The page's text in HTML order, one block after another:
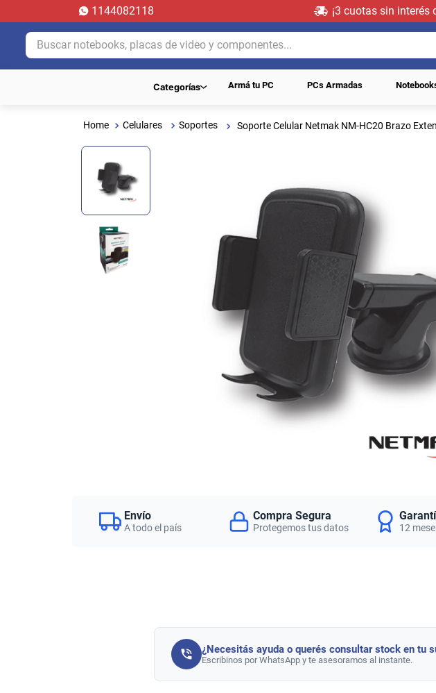
1144082118 ¡3 cuotas sin interés
Buscar notebooks, placas de video y componentes...
Categorías Armá tu PC PCs Armadas
Celulares Soportes Soporte Celular Netmak NM-HC20 Brazo
Envío
A todo el país
Compra Segura
Protegemos tus datos 12
¿Necesitás ayuda o querés consultar stock en tu
Escribinos por WhatsApp y te asesoramos al instante.